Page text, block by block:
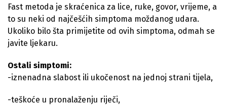
Fast metoda je skraćenica za lice, ruke, govor, vrijeme, a
to su neki od najčešćih simptoma moždanog udara.
Ukoliko bilo šta primijetite od ovih simptoma, odmah se
javite ljekaru.
Ostali simptomi:
-iznenadna slabost ili ukočenost na jednoj strani tijela,
-teškoće u pronalaženju riječi,